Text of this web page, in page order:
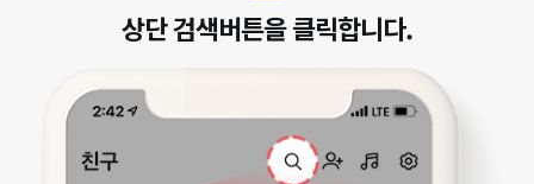
상단 검색버튼을 클릭합니다.